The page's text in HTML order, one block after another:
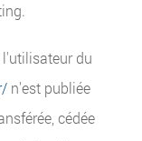
du
n'est publiée
cédée